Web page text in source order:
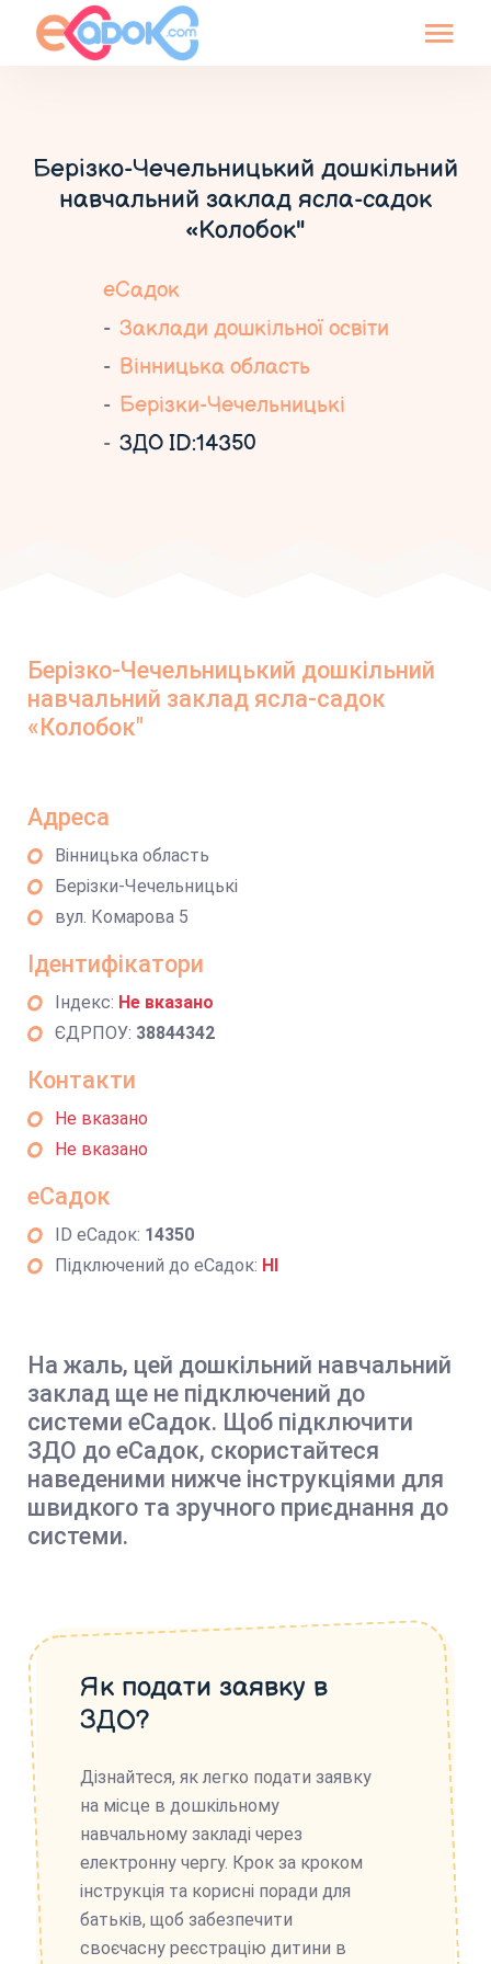
Берізко-Чечельницький дошкільний
навчальний заклад ясла-садок
«Колобок"
еСадок
Заклади дошкільної освіти
Вінницька область
Берізки-Чечельницькі
ЗДО ID:14350
Берізко-Чечельницький дошкільний
навчальний заклад ясла-садок
«Колобок"
Адреса
Вінницька область
Берізки-Чечельницькі
вул. Комарова 5
Ідентифікатори
Індекс: Не вказано
ЄДРПОУ: 38844342
Контакти
Не вказано
Не вказано
еСадок
ID еСадок: 14350
Підключений до еСадок: НІ
На жаль, цей дошкільний навчальний
заклад ще не підключений до
системи еСадок. Щоб підключити
ЗДО до еСадок, скористайтеся
наведеними нижче інструкціями для
швидкого та зручного приєднання до
системи.
Як подати заявку в
ЗДО?
Дізнайтеся, як легко подати заявку
на місце в дошкільному
навчальному закладі через
електронну чергу. Крок за кроком
інструкція та корисні поради для
батьків, щоб забезпечити
своєчасну реєстрацію дитини в